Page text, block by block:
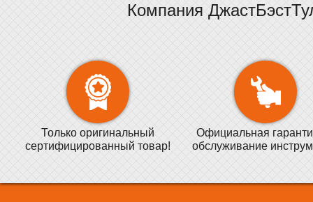
Компания
Только оригинальный
сертифицированный товар!
Официальная
обслуживание